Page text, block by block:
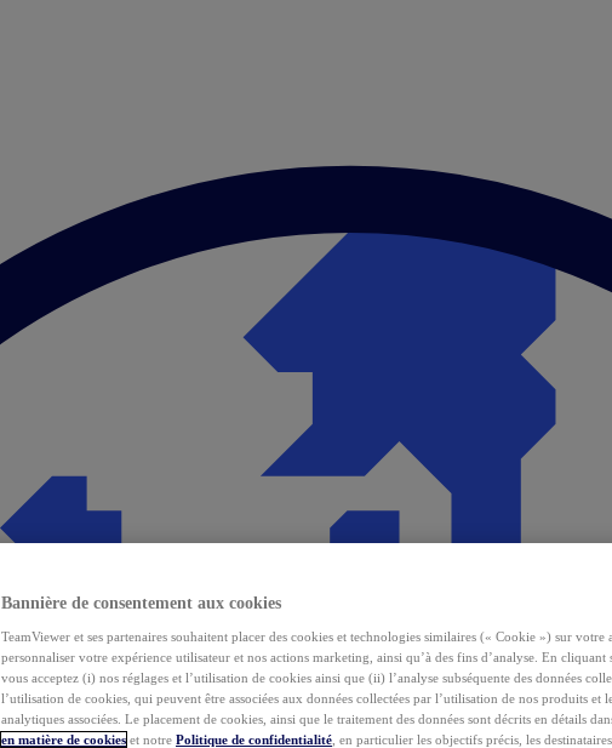
Bannière de consentement aux cookies
TeamViewer et ses partenaires souhaitent placer des cookies et technologies similaires (« Cookie ») sur votre
personnaliser votre expérience utilisateur et nos actions marketing, ainsi qu’à des fins d’analyse. En cliquant
vous acceptez (i) nos réglages et l’utilisation de cookies ainsi que (ii) l’analyse subséquente des données
l’utilisation de cookies, qui peuvent être associées aux données collectées par l’utilisation de nos produits et
analytiques associées. Le placement de cookies, ainsi que le traitement des données sont décrits en détails
en matière de cookies et notre Politique de confidentialité , en particulier les objectifs précis, les